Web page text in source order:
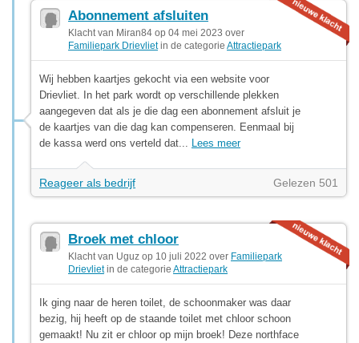
Abonnement afsluiten
Klacht van Miran84 op 04 mei 2023 over
Familiepark Drievlietin de categorie Attractiepark
Wij hebben kaartjes gekocht via een website voor
Drievliet. In het park wordt op verschillende plekken
aangegeven dat als je die dag een abonnement afsluit je
de kaartjes van die dag kan compenseren. Eenmaal bij
de kassa werd ons verteld dat... Lees meer
Reageer als bedrijf Gelezen 501
Broek met chloor
Klacht van Uguz op 10 juli 2022 over Familiepark
Drievlietin de categorie Attractiepark
Ik ging naar de heren toilet, de schoonmaker was daar
bezig, hij heeft op de staande toilet met chloor schoon
gemaakt! Nu zit er chloor op mijn broek! Deze northface